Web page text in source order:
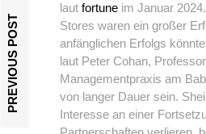
laut fortune im Januar
Stores waren ein großer
anfänglichen Erfolgs
laut Peter Cohan,
Managementpraxis am
von langer Dauer sein.
Interesse an einer
PREVIOUS POST